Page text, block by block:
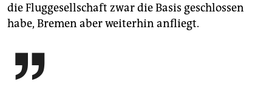
die Fluggesellschaft zwar die Basis geschlossen
habe, Bremen aber weiterhin anfliegt.
